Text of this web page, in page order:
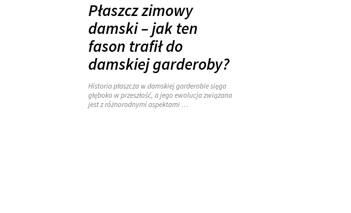
Płaszcz zimowy
damski – jak ten
fason trafił do
damskiej garderoby?
Historia płaszcza w damskiej garderobie sięga
głęboko w przeszłość, a jego ewolucja związana
jest z różnorodnymi aspektami …